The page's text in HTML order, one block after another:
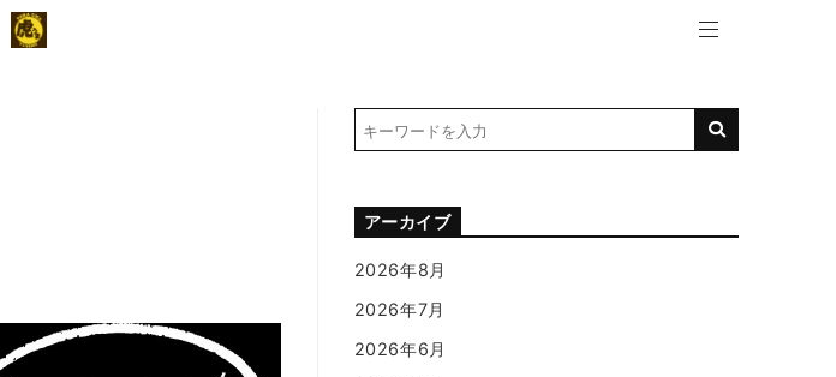
アーカイブ
2026年8月
2026年7月
2026年6月